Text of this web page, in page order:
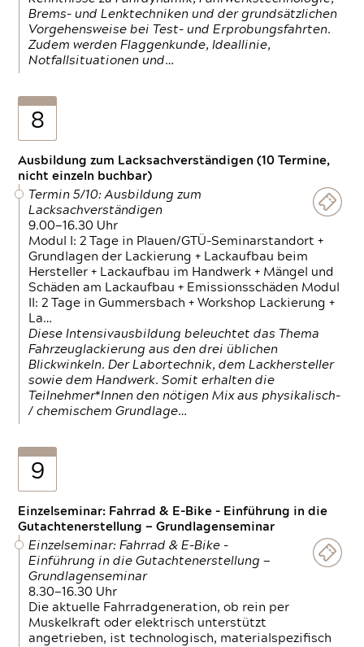
Brems- und Lenktechniken und der grundsätzlichen
Vorgehensweise bei Test- und Erprobungsfahrten.
Zudem werden Flaggenkunde, Ideallinie,
Notfallsituationen und…
8
Ausbildung zum Lacksachverständigen (10 Termine,
nicht einzeln buchbar)
Termin 5/10: Ausbildung zum
Lacksachverständigen
9.00—16.30 Uhr
Modul I: 2 Tage in Plauen/GTÜ-Seminarstandort +
Grundlagen der Lackierung + Lackaufbau beim
Hersteller + Lackaufbau im Handwerk + Mängel und
Schäden am Lackaufbau + Emissionsschäden Modul
II: 2 Tage in Gummersbach + Workshop Lackierung +
La…
Diese Intensivausbildung beleuchtet das Thema
Fahrzeuglackierung aus den drei üblichen
Blickwinkeln. Der Labortechnik, dem Lackhersteller
sowie dem Handwerk. Somit erhalten die
Teilnehmer*Innen den nötigen Mix aus physikalisch-
/ chemischem Grundlage…
9
Einzelseminar: Fahrrad & E-Bike - Einführung in die
Gutachtenerstellung — Grundlagenseminar
Einzelseminar: Fahrrad & E-Bike -
Einführung in die Gutachtenerstellung —
Grundlagenseminar
8.30—16.30 Uhr
Die aktuelle Fahrradgeneration, ob rein per
Muskelkraft oder elektrisch unterstützt
angetrieben, ist technologisch, materialspezifisch